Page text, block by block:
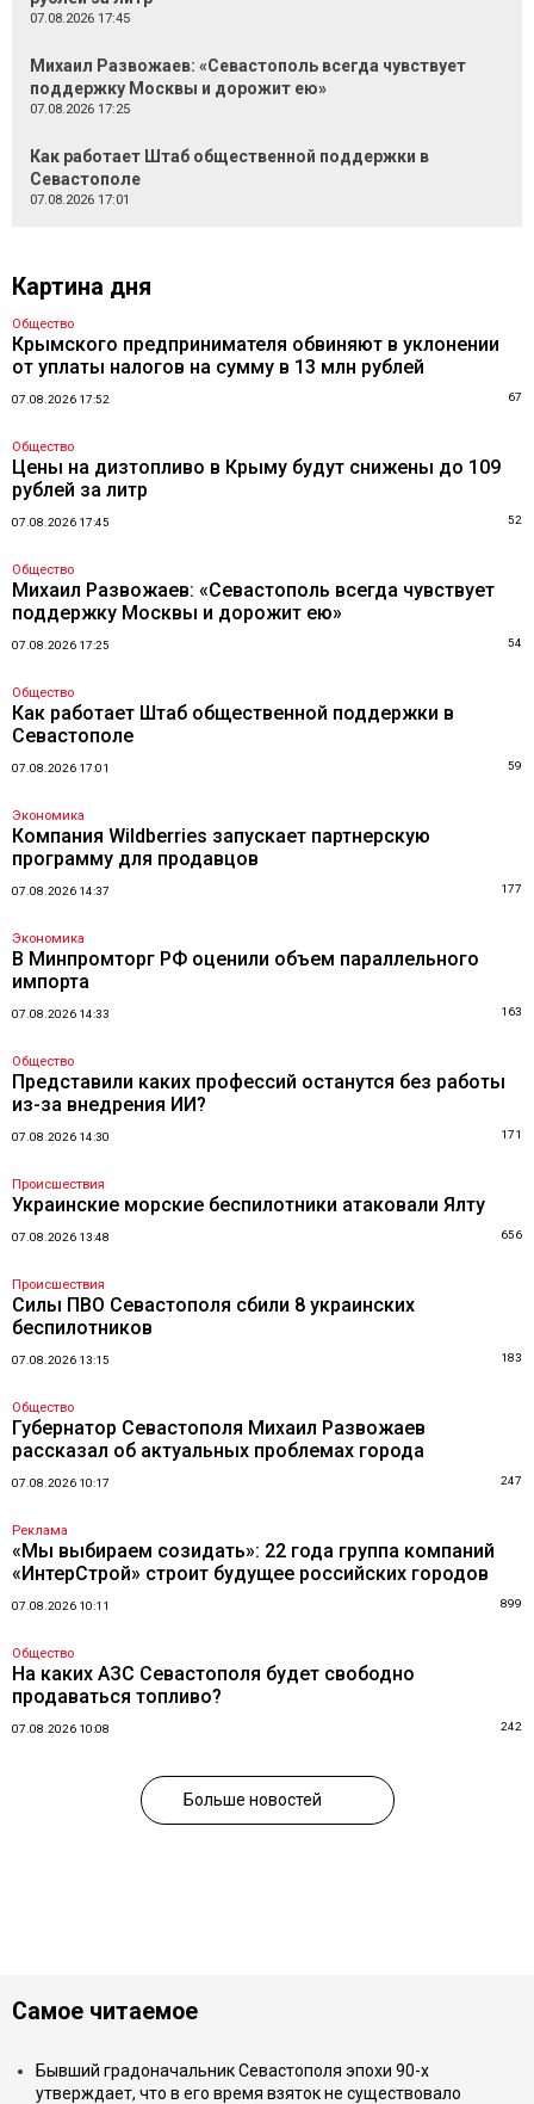
07.08.2026 17:45
Михаил Развожаев: «Севастополь всегда чувствует
поддержку Москвы и дорожит ею»
07.08.2026 17:25
Как работает Штаб общественной поддержки в
Севастополе
07.08.2026 17:01
Картина дня
Общество
Крымского предпринимателя обвиняют в уклонении
от уплаты налогов на сумму в 13 млн рублей
07.08.2026 17:52 67
Общество
Цены на дизтопливо в Крыму будут снижены до 109
рублей за литр
07.08.2026 17:45 52
Общество
Михаил Развожаев: «Севастополь всегда чувствует
поддержку Москвы и дорожит ею»
07.08.2026 17:25 54
Общество
Как работает Штаб общественной поддержки в
Севастополе
07.08.2026 17:01 59
Экономика
Компания Wildberries запускает партнерскую
программу для продавцов
07.08.2026 14:37 177
Экономика
В Минпромторг РФ оценили объем параллельного
импорта
07.08.2026 14:33 163
Общество
Представили каких профессий останутся без работы
из-за внедрения ИИ?
07.08.2026 14:30 171
Происшествия
Украинские морские беспилотники атаковали Ялту
07.08.2026 13:48 656
Происшествия
Силы ПВО Севастополя сбили 8 украинских
беспилотников
07.08.2026 13:15 183
Общество
Губернатор Севастополя Михаил Развожаев
рассказал об актуальных проблемах города
07.08.2026 10:17 247
Реклама
«Мы выбираем созидать»: 22 года группа компаний
«ИнтерСтрой» строит будущее российских городов
07.08.2026 10:11 899
Общество
На каких АЗС Севастополя будет свободно
продаваться топливо?
07.08.2026 10:08 242
Больше новостей
Самое читаемое
Бывший градоначальник Севастополя эпохи 90-х
утверждает, что в его время взяток не существовало